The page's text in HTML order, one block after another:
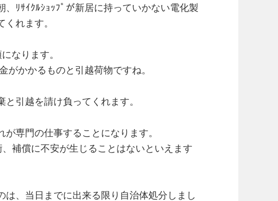
、ﾘｻｲｸﾙｼｮｯﾌﾟが新居に持っていかない電化製
れます。
なります。
がかかるものと引越荷物ですね。
引越を請け負ってくれます。
専門の仕事することになります。
補償に不安が生じることはないといえます
は、当日までに出来る限り自治体処分しまし